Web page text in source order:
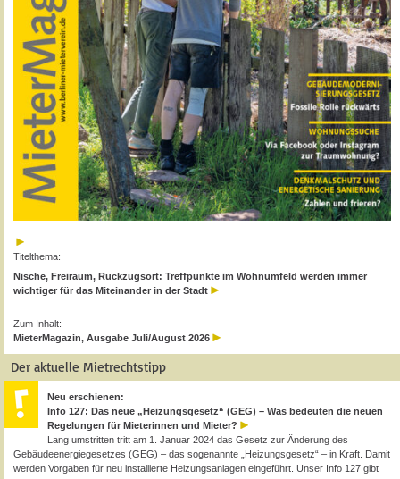
Titelthema:
Nische, Freiraum, Rückzugsort: Treffpunkte im Wohnumfeld werden immer
wichtiger für das Miteinander in der Stadt
Zum Inhalt:
MieterMagazin, Ausgabe Juli/August 2026
Der aktuelle Mietrechtstipp
Neu erschienen:
Info 127: Das neue „Heizungsgesetz“ (GEG) – Was bedeuten die neuen
Regelungen für Mieterinnen und Mieter?
Lang umstritten tritt am 1. Januar 2024 das Gesetz zur Änderung des
Gebäudeenergiegesetzes (GEG) – das sogenannte „Heizungsgesetz“ – in Kraft. Damit
werden Vorgaben für neu installierte Heizungsanlagen eingeführt. Unser Info 127 gibt